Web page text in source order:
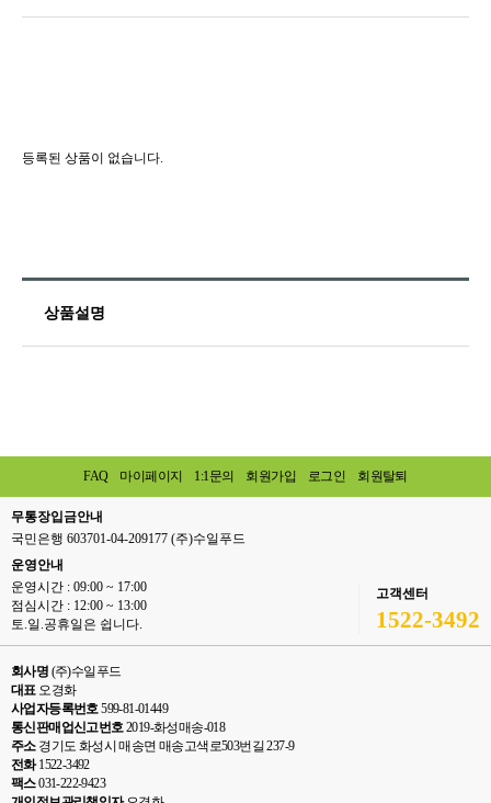
등록된 상품이 없습니다.
상품설명
FAQ 마이페이지 1:1문의 회원가입 로그인 회원탈퇴
무통장입금안내
국민은행 603701-04-209177 (주)수일푸드
운영안내
운영시간 : 09:00 ~ 17:00
점심시간 : 12:00 ~ 13:00
토.일.공휴일은 쉽니다.
고객센터
1522-3492
회사명 (주)수일푸드
대표오경화
사업자등록번호599-81-01449
통신판매업신고번호2019-화성매송-018
주소경기도 화성시 매송면 매송고색로503번길 237-9
전화1522-3492
팩스031-222-9423